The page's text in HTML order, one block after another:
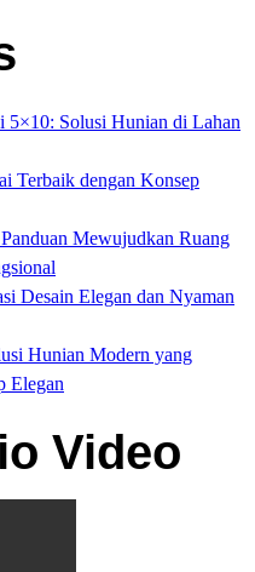
Solusi Hunian di Lahan
Terbaik dengan Konsep
Mewujudkan Ruang
Desain Elegan dan Nyaman
Hunian Modern yang
Elegan
Video